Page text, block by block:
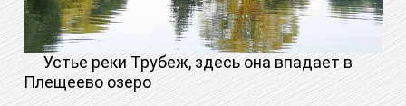
Устье реки Трубеж, здесь она впадает в
Плещеево озеро